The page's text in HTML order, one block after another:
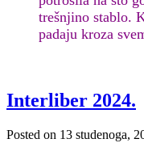
trešnjino stablo.
padaju kroza
Interliber 2024.
Posted on 13 studenoga,